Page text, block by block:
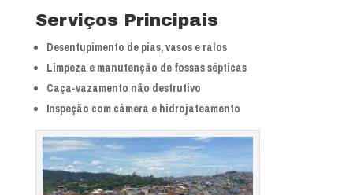
Serviços Principais
Desentupimento de pias, vasos e ralos
Limpeza e manutenção de fossas sépticas
Caça-vazamento não destrutivo
Inspeção com câmera e hidrojateamento